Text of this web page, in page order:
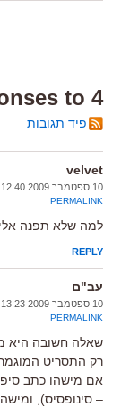
4 Responses to “סומו תסריטאים”
פיד תגובות
velvet
10 ספטמבר 2009 at 12:40
PERMALINK
למה שלא תפנה
REPLY
עב"ם
10 ספטמבר 2009 at 13:23
PERMALINK
שאלה חשובה היא
רק התסריט
אם מישהו כתב
– סינופסיס),